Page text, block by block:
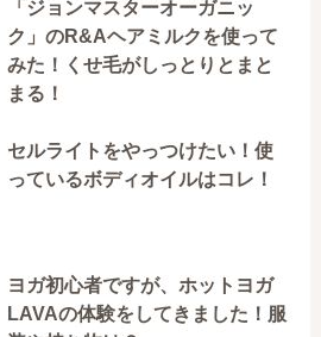
「ジョンマスターオーガニッ
ク」のR&Aヘアミルクを使って
みた！くせ毛がしっとりとまと
まる！
セルライトをやっつけたい！使
っているボディオイルはコレ！
ヨガ初心者ですが、ホットヨガ
LAVAの体験をしてきました！服